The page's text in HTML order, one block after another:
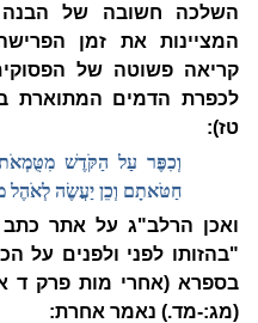
השלכה חשובה של הבנה
המציינות את זמן
קריאה פשוטה של
לכפרת הדמים המתוארת
טז):
וְכִפֶּר עַל הַקֹּדֶשׁ מִטֻּמְאֹת
חַטֹּאתָם וְכֵן יַעֲשֶׂה לְאֹהֶל
ואכן הרלב"ג על אתר
"בהזותו לפני ולפנים על
בספרא (אחרי מות פרק ד
(מג:-מד.) נאמר אחרת: